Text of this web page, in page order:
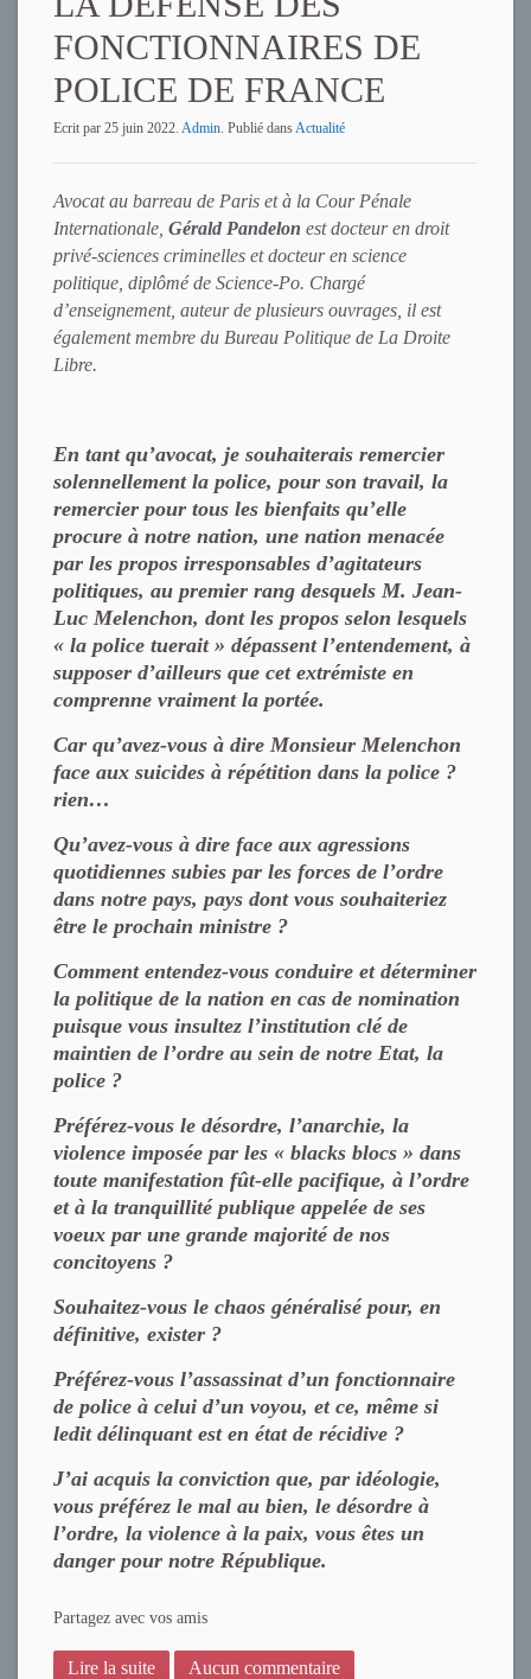
FONCTIONNAIRES DE
POLICE DE FRANCE
Ecrit par 25 juin 2022. Admin. Publié dansActualité
Avocat au barreau de Paris et à la Cour Pénale
Internationale, Gérald Pandelon est docteur en droit
privé-sciences criminelles et docteur en science
politique, diplômé de Science-Po. Chargé
d’enseignement, auteur de plusieurs ouvrages, il est
également membre du Bureau Politique de La Droite
Libre.
En tant qu’avocat, je souhaiterais remercier
solennellement la police, pour son travail, la
remercier pour tous les bienfaits qu’elle
procure à notre nation, une nation menacée
par les propos irresponsables d’agitateurs
politiques, au premier rang desquels M. Jean-
Luc Melenchon, dont les propos selon lesquels
« la police tuerait » dépassent l’entendement, à
supposer d’ailleurs que cet extrémiste en
comprenne vraiment la portée.
Car qu’avez-vous à dire Monsieur Melenchon
face aux suicides à répétition dans la police ?
rien…
Qu’avez-vous à dire face aux agressions
quotidiennes subies par les forces de l’ordre
dans notre pays, pays dont vous souhaiteriez
être le prochain ministre ?
Comment entendez-vous conduire et déterminer
la politique de la nation en cas de nomination
puisque vous insultez l’institution clé de
maintien de l’ordre au sein de notre Etat, la
police ?
Préférez-vous le désordre, l’anarchie, la
violence imposée par les « blacks blocs » dans
toute manifestation fût-elle pacifique, à l’ordre
et à la tranquillité publique appelée de ses
voeux par une grande majorité de nos
concitoyens ?
Souhaitez-vous le chaos généralisé pour, en
définitive, exister ?
Préférez-vous l’assassinat d’un fonctionnaire
de police à celui d’un voyou, et ce, même si
ledit délinquant est en état de récidive ?
J’ai acquis la conviction que, par idéologie,
vous préférez le mal au bien, le désordre à
l’ordre, la violence à la paix, vous êtes un
danger pour notre République.
Partagez avec vos amis
Lire la suite Aucun commentaire